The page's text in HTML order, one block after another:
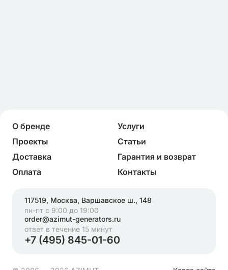
О бренде
Услуги
Проекты
Статьи
Доставка
Гарантия и возврат
Оплата
Контакты
117519, Москва, Варшавское ш., 148
пн-пт с 9:00 до 19:00
order@azimut-generators.ru
ответ в течение 15 минут
+7 (495) 845-01-60